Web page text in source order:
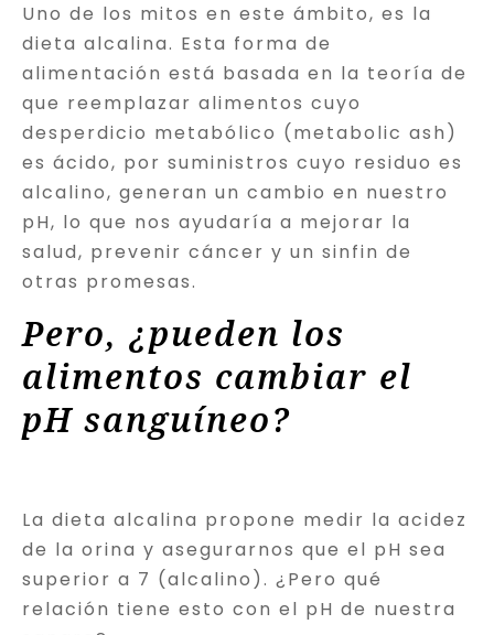
Uno de los mitos en este ámbito, es la
dieta alcalina. Esta forma de
alimentación está basada en la teoría de
que reemplazar alimentos cuyo
desperdicio metabólico (metabolic ash)
es ácido, por suministros cuyo residuo es
alcalino, generan un cambio en nuestro
pH, lo que nos ayudaría a mejorar la
salud, prevenir cáncer y un sinfin de
otras promesas.
Pero, ¿pueden los
alimentos cambiar el
pH sanguíneo?
La dieta alcalina propone medir la acidez
de la orina y asegurarnos que el pH sea
superior a 7 (alcalino). ¿Pero qué
relación tiene esto con el pH de nuestra